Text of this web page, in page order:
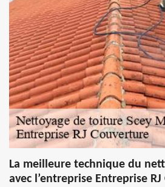
La meilleure technique du
avec l’entreprise Entreprise